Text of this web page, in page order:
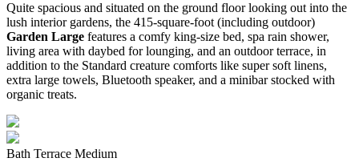
Quite spacious and situated on the ground floor looking out into the
lush interior gardens, the 415-square-foot (including outdoor)
Garden Large features a comfy king-size bed, spa rain shower,
living area with daybed for lounging, and an outdoor terrace, in
addition to the Standard creature comforts like super soft linens,
extra large towels, Bluetooth speaker, and a minibar stocked with
organic treats.
Bath Terrace Medium